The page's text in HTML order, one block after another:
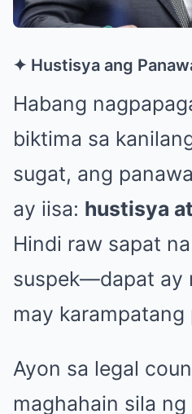
✦ Hustisya ang
Habang
biktima sa
sugat, ang
ay iisa: hustisya
Hindi raw sapat
suspek—dapat ay
may karampatang
Ayon sa legal
maghahain sila